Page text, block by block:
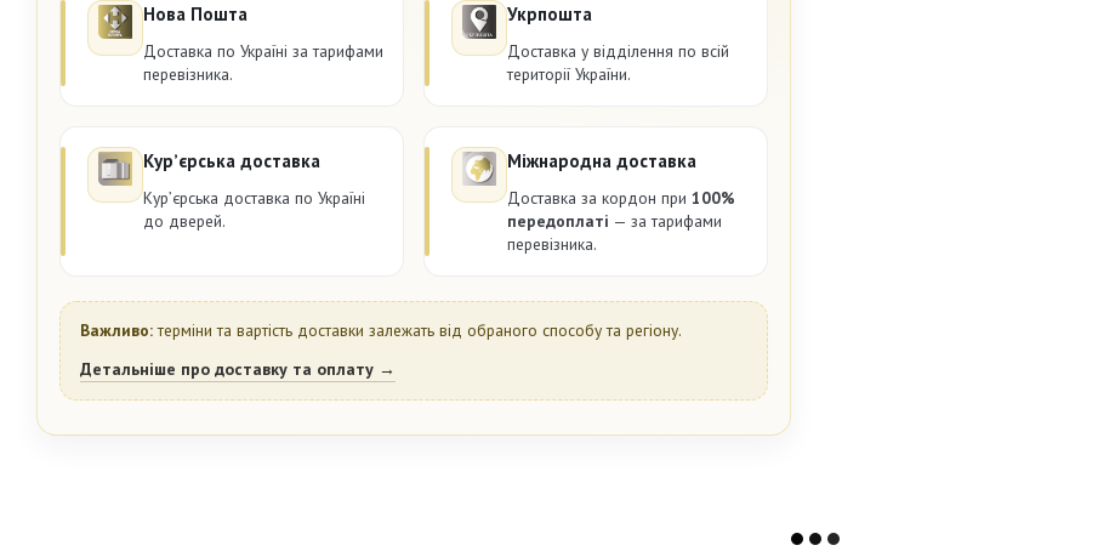
Нова Пошта
Доставка по Україні за тарифами
перевізника.
Укрпошта
Доставка у відділення по всій
території України.
Курʼєрська доставка
Курʼєрська доставка по Україні
до дверей.
Міжнародна доставка
Доставка за кордон при 100%
передоплаті — за тарифами
перевізника.
Важливо:терміни та вартість доставки залежать від обраного способу та регіону.
Детальніше про доставку та оплату →